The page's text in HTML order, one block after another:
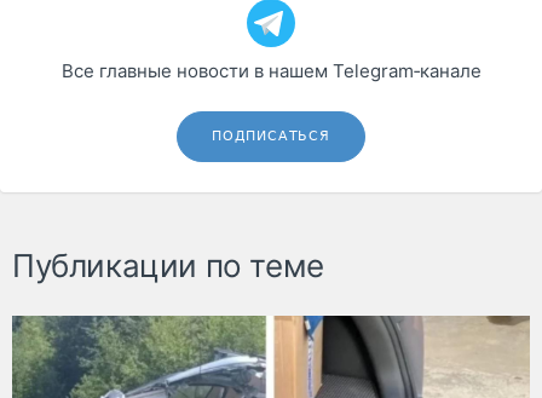
Все главные новости в нашем Telegram‑канале
ПОДПИСАТЬСЯ
Публикации по теме